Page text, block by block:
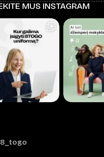
MUS INSTAGRAM